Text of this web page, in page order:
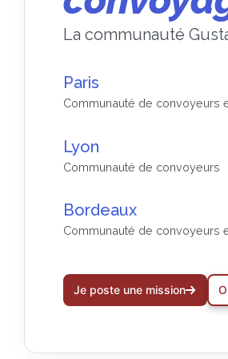
La communauté
Paris
Communauté de convoyeurs
Lyon
Communauté de convoyeurs
Bordeaux
Communauté de convoyeurs
Je poste une mission